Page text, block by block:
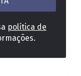
política de